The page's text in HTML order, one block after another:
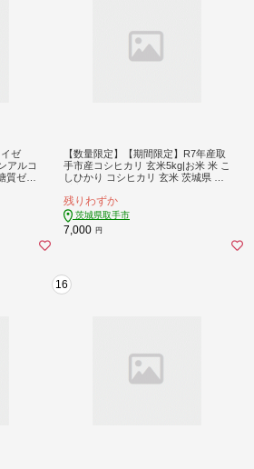
ゼ
アルコ
質ゼロ
【数量限定】【期間限定】R7年産取
手市産コシヒカリ 玄米5kg|お米 米 こ
しひかり コシヒカリ 玄米 茨城県 取
残りわずか
茨城県取手市
7,000 円
16